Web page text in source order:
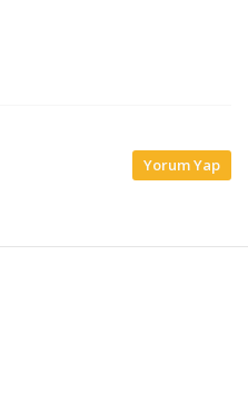
Yorum Yap